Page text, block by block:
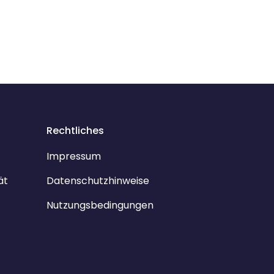
Rechtliches
Impressum
Datenschutzhinweise
Nutzungsbedingungen